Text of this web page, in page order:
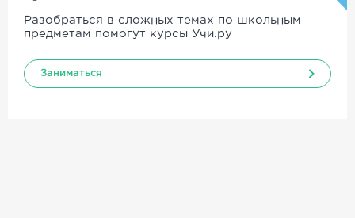
Разобраться в сложных темах по школьным
предметам помогут курсы Учи.ру
Заниматься